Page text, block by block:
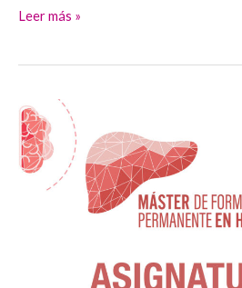
Leer más »
CIRROSIS
III